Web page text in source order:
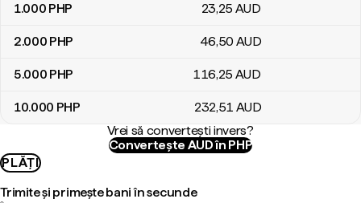
1.000 PHP 23,25 AUD
2.000 PHP 46,50 AUD
5.000 PHP 116,25 AUD
10.000 PHP 232,51 AUD
Vrei să convertești invers?
Convertește AUD în PHP
PLĂȚI
Trimite și primește bani în secunde